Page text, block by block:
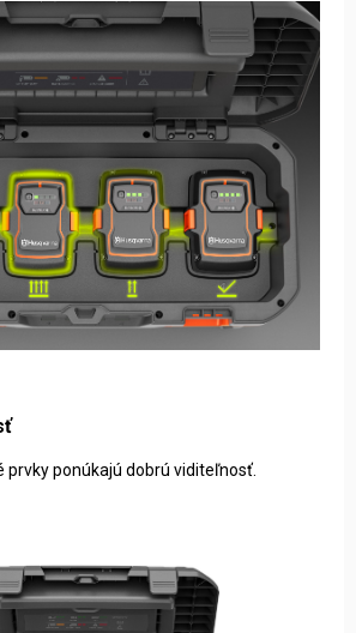
prvky ponúkajú dobrú viditeľnosť.